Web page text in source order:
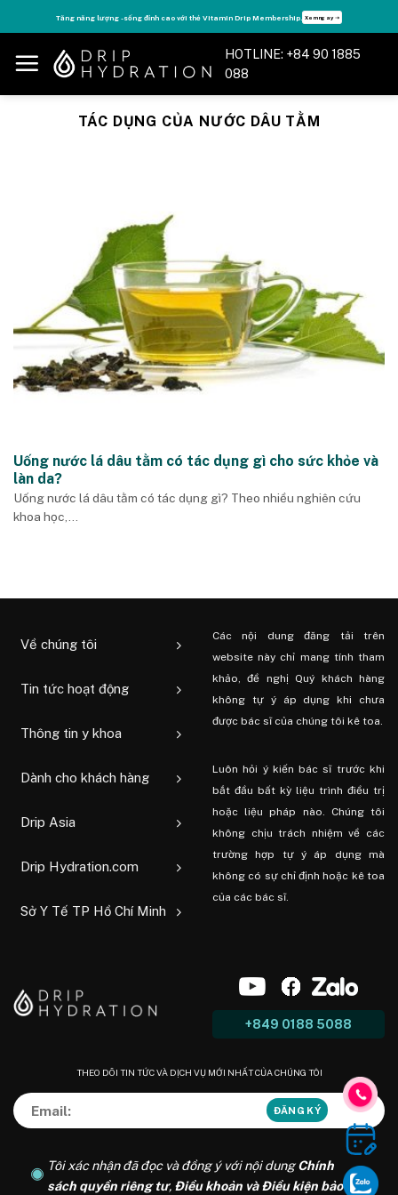
to
content
Tăng năng lượng - sống đỉnh cao với thẻ Vitamin Drip Membership. Xem ngay ➝
HOTLINE: +84 90 1885
088
TÁC DỤNG CỦA NƯỚC DÂU TẰM
Uống nước lá dâu tằm có tác dụng gì cho sức khỏe và
làn da?
Uống nước lá dâu tằm có tác dụng gì? Theo nhiều nghiên cứu
khoa học,...
Về chúng tôi
Tin tức hoạt động
Thông tin y khoa
Dành cho khách hàng
Drip Asia
Drip Hydration.com
Sở Y Tế TP Hồ Chí Minh
Các nội dung đăng tải trên
website này chỉ mang tính tham
khảo, đề nghị Quý khách hàng
không tự ý áp dụng khi chưa
được bác sĩ của chúng tôi kê toa.
Luôn hỏi ý kiến ​​bác sĩ trước khi
bắt đầu bất kỳ liệu trình điều trị
hoặc liệu pháp nào. Chúng tôi
không chịu trách nhiệm về các
trường hợp tự ý áp dụng mà
không có sự chỉ định hoặc kê toa
của các bác sĩ.
+849 0188 5088
THEO DÕI TIN TỨC VÀ DỊCH VỤ MỚI NHẤT CỦA CHÚNG TÔI
Tôi xác nhận đã đọc và đồng ý với nội dungChính
sách quyền riêng tư, Điều khoản và Điều kiện bảo